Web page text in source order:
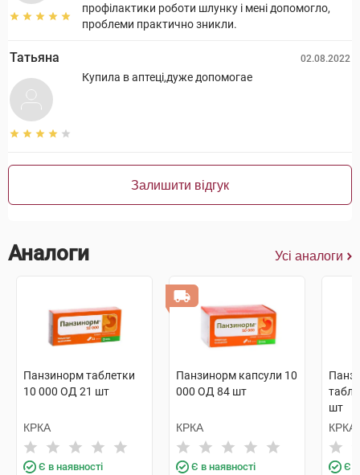
профілактики роботи шлунку і мені допомогло,
проблеми практично зникли.
Татьяна 02.08.2022
Купила в аптеці,дуже допомогае
Залишити відгук
Аналоги Усі аналоги
Панзинорм таблетки
10 000 ОД 21 шт
КРКА
Є в наявності
Панзинорм капсули 10
000 ОД 84 шт
КРКА
Є в наявності
шт
КРКА
Є в